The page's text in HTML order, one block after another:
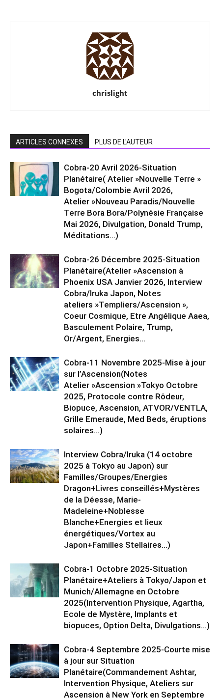
chrislight
ARTICLES CONNEXES PLUS DE L'AUTEUR
Cobra-20 Avril 2026-Situation
Planétaire( Atelier »Nouvelle Terre »
Bogota/Colombie Avril 2026,
Atelier »Nouveau Paradis/Nouvelle
Terre Bora Bora/Polynésie Française
Mai 2026, Divulgation, Donald Trump,
Méditations…)
Cobra-26 Décembre 2025-Situation
Planétaire(Atelier »Ascension à
Phoenix USA Janvier 2026, Interview
Cobra/Iruka Japon, Notes
ateliers »Templiers/Ascension »,
Coeur Cosmique, Etre Angélique Aaea,
Basculement Polaire, Trump,
Or/Argent, Energies...
Cobra-11 Novembre 2025-Mise à jour
sur l’Ascension(Notes
Atelier »Ascension »Tokyo Octobre
2025, Protocole contre Rôdeur,
Biopuce, Ascension, ATVOR/VENTLA,
Grille Emeraude, Med Beds, éruptions
solaires…)
Interview Cobra/Iruka (14 octobre
2025 à Tokyo au Japon) sur
Familles/Groupes/Energies
Dragon+Livres conseillés+Mystères
de la Déesse, Marie-
Madeleine+Noblesse
Blanche+Energies et lieux
énergétiques/Vortex au
Japon+Familles Stellaires…)
Cobra-1 Octobre 2025-Situation
Planétaire+Ateliers à Tokyo/Japon et
Munich/Allemagne en Octobre
2025(Intervention Physique, Agartha,
Ecole de Mystère, Implants et
biopuces, Option Delta, Divulgations…)
Cobra-4 Septembre 2025-Courte mise
à jour sur Situation
Planétaire(Commandement Ashtar,
Intervention Physique, Ateliers sur
Ascension à New York en Septembre